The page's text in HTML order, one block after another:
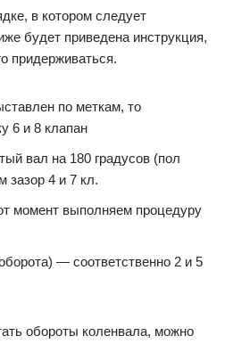
в котором следует
будет приведена инструкция,
придерживаться.
по меткам, то
6 и 8 клапан
вал на 180 градусов (пол
зазор 4 и 7 кл.
момент выполняем процедуру
— соответственно 2 и 5
обороты коленвала, можно